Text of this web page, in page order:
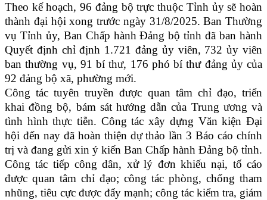
Theo kế hoạch, 96 đảng bộ trực thuộc Tỉnh ủy sẽ hoàn
thành đại hội xong trước ngày 31/8/2025. Ban Thường
vụ Tỉnh ủy, Ban Chấp hành Đảng bộ tỉnh đã ban hành
Quyết định chỉ định 1.721 đảng ủy viên, 732 ủy viên
ban thường vụ, 91 bí thư, 176 phó bí thư đảng ủy của
92 đảng bộ xã, phường mới.
Công tác tuyên truyền được quan tâm chỉ đạo, triển
khai đồng bộ, bám sát hướng dẫn của Trung ương và
tình hình thực tiễn. Công tác xây dựng Văn kiện Đại
hội đến nay đã hoàn thiện dự thảo lần 3 Báo cáo chính
trị và đang gửi xin ý kiến Ban Chấp hành Đảng bộ tỉnh.
Công tác tiếp công dân, xử lý đơn khiếu nại, tố cáo
được quan tâm chỉ đạo; công tác phòng, chống tham
nhũng, tiêu cực được đẩy mạnh; công tác kiểm tra, giám